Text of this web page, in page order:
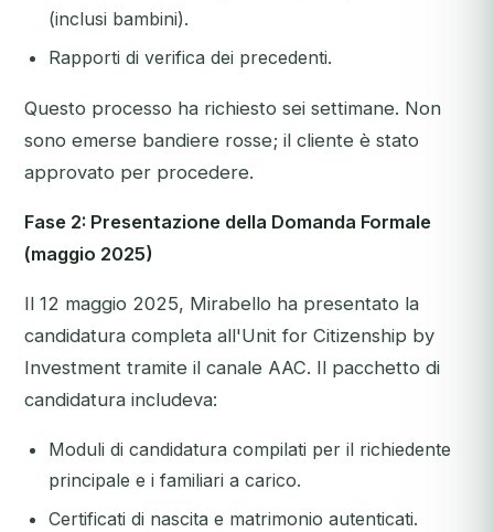
(inclusi bambini).
Rapporti di verifica dei precedenti.
Questo processo ha richiesto sei settimane. Non
sono emerse bandiere rosse; il cliente è stato
approvato per procedere.
Fase 2: Presentazione della Domanda Formale
(maggio 2025)
Il 12 maggio 2025, Mirabello ha presentato la
candidatura completa all'Unit for Citizenship by
Investment tramite il canale AAC. Il pacchetto di
candidatura includeva:
Moduli di candidatura compilati per il richiedente
principale e i familiari a carico.
Certificati di nascita e matrimonio autenticati.